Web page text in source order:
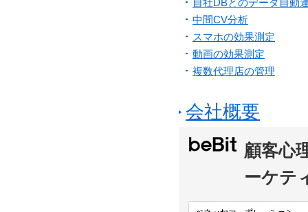
自社DBとのデータ自動
中間CV分析
スマホの効果測定
動画の効果測定
複数代理店の管理
会社概要
顧客心
ーケテ